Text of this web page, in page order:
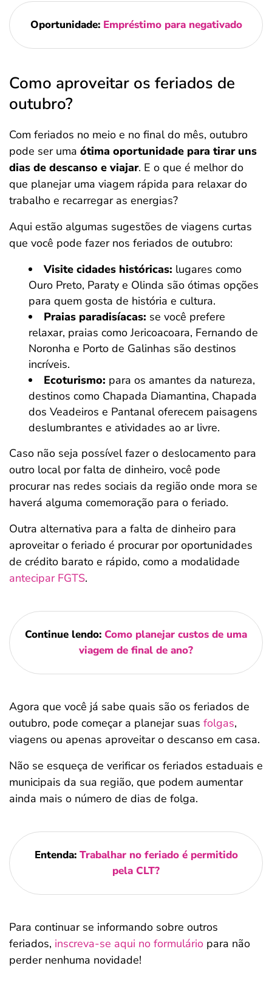
Oportunidade: Empréstimo para negativado
Como aproveitar os feriados de
outubro?
Com feriados no meio e no final do mês, outubro
pode ser uma ótima oportunidade para tirar uns
dias de descanso e viajar. E o que é melhor do
que planejar uma viagem rápida para relaxar do
trabalho e recarregar as energias?
Aqui estão algumas sugestões de viagens curtas
que você pode fazer nos feriados de outubro:
Visite cidades históricas: lugares como
Ouro Preto, Paraty e Olinda são ótimas opções
para quem gosta de história e cultura.
Praias paradisíacas: se você prefere
relaxar, praias como Jericoacoara, Fernando de
Noronha e Porto de Galinhas são destinos
incríveis.
Ecoturismo: para os amantes da natureza,
destinos como Chapada Diamantina, Chapada
dos Veadeiros e Pantanal oferecem paisagens
deslumbrantes e atividades ao ar livre.
Caso não seja possível fazer o deslocamento para
outro local por falta de dinheiro, você pode
procurar nas redes sociais da região onde mora se
haverá alguma comemoração para o feriado.
Outra alternativa para a falta de dinheiro para
aproveitar o feriado é procurar por oportunidades
de crédito barato e rápido, como a modalidade
antecipar FGTS.
Continue lendo: Como planejar custos de uma
viagem de final de ano?
Agora que você já sabe quais são os feriados de
outubro, pode começar a planejar suas folgas,
viagens ou apenas aproveitar o descanso em casa.
Não se esqueça de verificar os feriados estaduais e
municipais da sua região, que podem aumentar
ainda mais o número de dias de folga.
Entenda: Trabalhar no feriado é permitido
pela CLT?
Para continuar se informando sobre outros
feriados, inscreva-se aqui no formulário para não
perder nenhuma novidade!